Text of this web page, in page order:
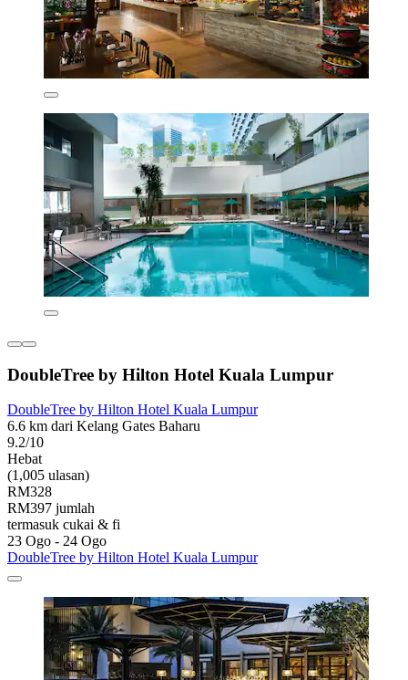
DoubleTree by Hilton Hotel Kuala Lumpur
DoubleTree by Hilton Hotel Kuala Lumpur
6.6 km dari Kelang Gates Baharu
9.2/10
Hebat
(1,005 ulasan)
RM328
RM397 jumlah
termasuk cukai & fi
23 Ogo - 24 Ogo
DoubleTree by Hilton Hotel Kuala Lumpur